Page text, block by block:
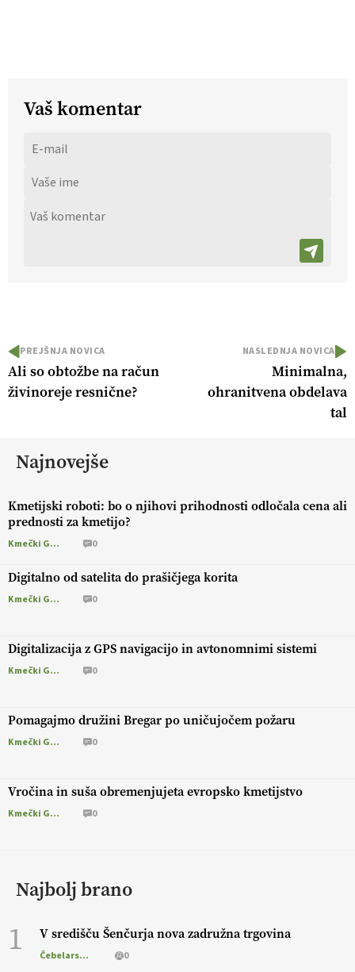
Vaš komentar
PREJŠNJA NOVICA
Ali so obtožbe na račun
živinoreje resnične?
NASLEDNJA NOVICA
Minimalna,
ohranitvena obdelava
tal
Najnovejše
Kmetijski roboti: bo o njihovi prihodnosti odločala cena ali
prednosti za kmetijo?
Kmečki Glas 0
Digitalno od satelita do prašičjega korita
Kmečki Glas 0
Digitalizacija z GPS navigacijo in avtonomnimi sistemi
Kmečki Glas 0
Pomagajmo družini Bregar po uničujočem požaru
Kmečki Glas 0
Vročina in suša obremenjujeta evropsko kmetijstvo
Kmečki Glas 0
Najbolj brano
1 V središču Šenčurja nova zadružna trgovina
Čebelarstvo 0